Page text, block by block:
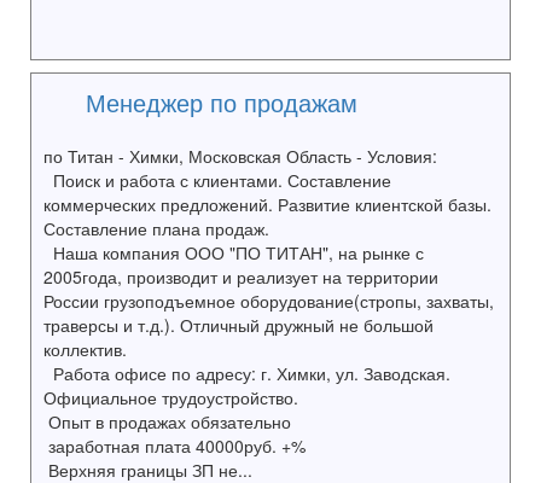
Менеджер по продажам
по Титан - Химки, Московская Область - Условия:
Поиск и работа с клиентами. Составление
коммерческих предложений. Развитие клиентской базы.
Составление плана продаж.
Наша компания ООО "ПО ТИТАН", на рынке с
2005года, производит и реализует на территории
России грузоподъемное оборудование(стропы, захваты,
траверсы и т.д.). Отличный дружный не большой
коллектив.
Работа офисе по адресу: г. Химки, ул. Заводская.
Официальное трудоустройство.
Опыт в продажах обязательно
заработная плата 40000руб. +%
Верхняя границы ЗП не...